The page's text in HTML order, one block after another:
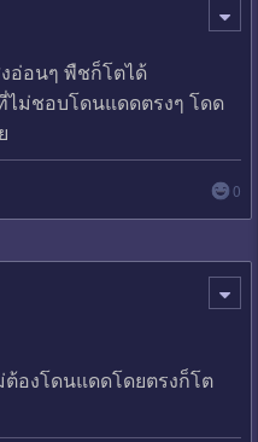
อ่อนๆ พืชก็โตได้
ม่ชอบโดนแดดตรงๆ โดด
0
องโดนแดดโดยตรงก็โต